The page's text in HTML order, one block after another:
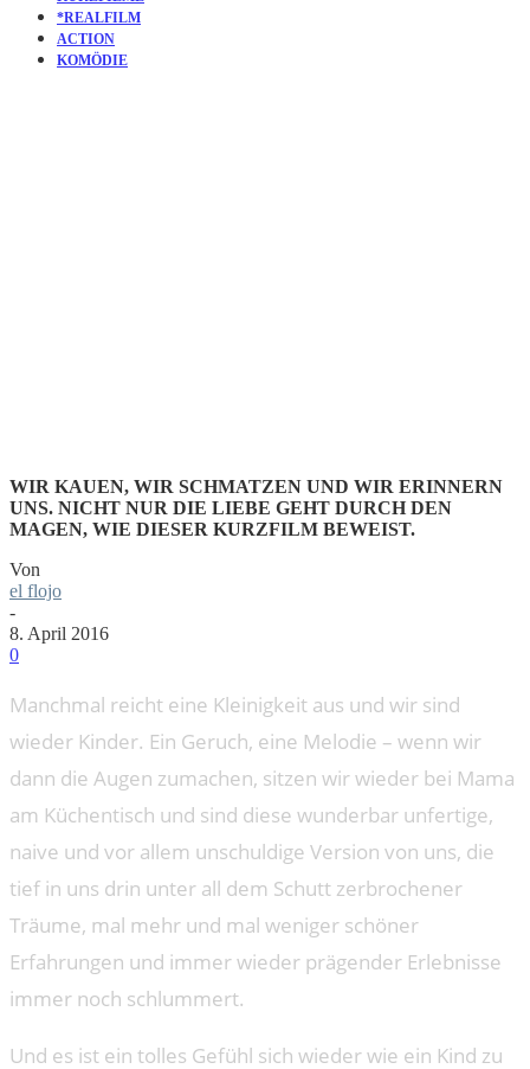
*REALFILM
ACTION
KOMÖDIE
WIR KAUEN, WIR SCHMATZEN UND WIR ERINNERN
UNS. NICHT NUR DIE LIEBE GEHT DURCH DEN
MAGEN, WIE DIESER KURZFILM BEWEIST.
Von
el flojo
-
8. April 2016
0
Manchmal reicht eine Kleinigkeit aus und wir sind
wieder Kinder. Ein Geruch, eine Melodie – wenn wir
dann die Augen zumachen, sitzen wir wieder bei Mama
am Küchentisch und sind diese wunderbar unfertige,
naive und vor allem unschuldige Version von uns, die
tief in uns drin unter all dem Schutt zerbrochener
Träume, mal mehr und mal weniger schöner
Erfahrungen und immer wieder prägender Erlebnisse
immer noch schlummert.
Und es ist ein tolles Gefühl sich wieder wie ein Kind zu